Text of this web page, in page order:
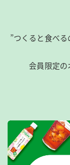
”つくると食べ
会員限定の